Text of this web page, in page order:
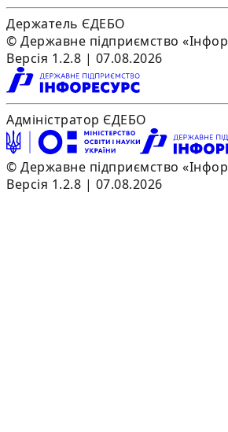
Держатель ЄДЕБО
© Державне підприємство
Версія 1.2.8 | 07.08.2026
Адміністратор ЄДЕБО
© Державне підприємство
Версія 1.2.8 | 07.08.2026